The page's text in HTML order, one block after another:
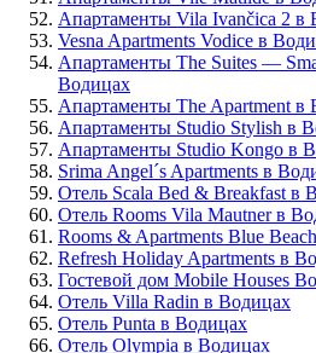
Апартаменты Vila Ivančica 2 в
Vesna Apartments Vodice в
Апартаменты The Suites —
Водицах
Апартаменты The Apartment в
Апартаменты Studio Stylish в
Апартаменты Studio Kongo в
Srima Angel´s Apartments в
Отель Scala Bed & Breakfast в
Отель Rooms Vila Mautner в
Rooms & Apartments Blue
Refresh Holiday Apartments в
Гостевой дом Mobile Houses
Отель Villa Radin в Водицах
Отель Punta в Водицах
Отель Olympia в Водицах